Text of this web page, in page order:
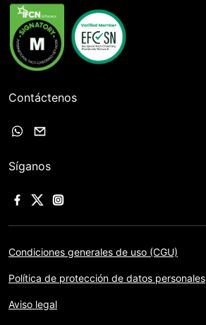
Contáctenos
Síganos
Condiciones generales de uso (CGU)
Política de protección de datos personales
Aviso legal